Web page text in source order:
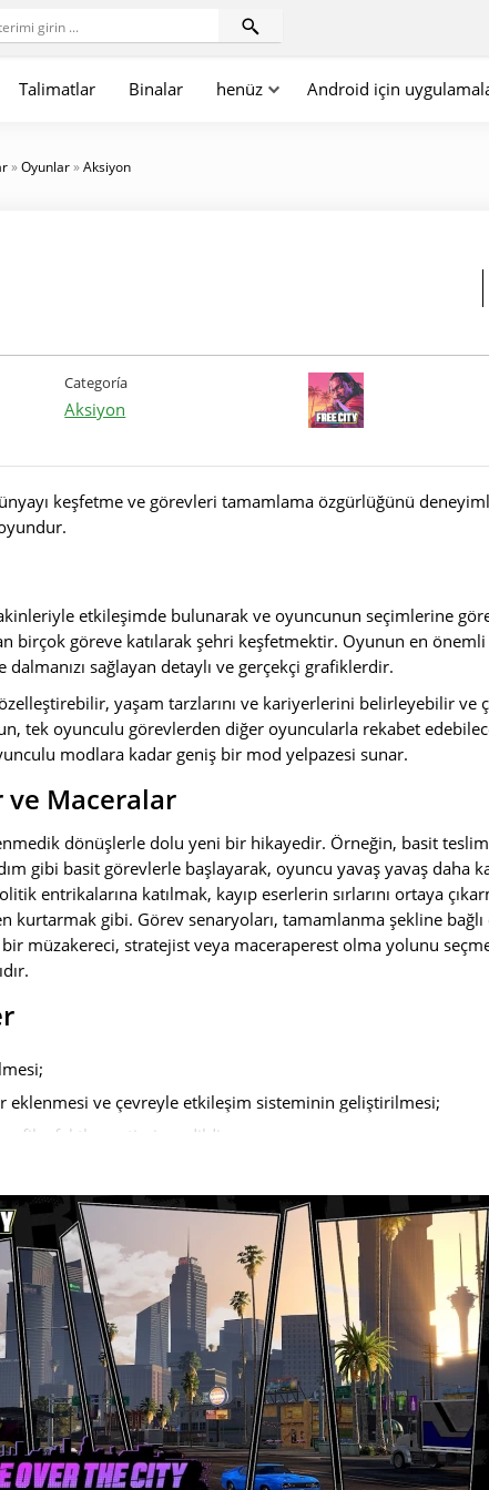
Talimatlar Binalar henüz Android için
»Oyunlar»Aksiyon
Categoría
Aksiyon
keşfetme ve görevleri tamamlama özgürlüğünü
etkileşimde bulunarak ve oyuncunun seçimlerine
birçok göreve katılarak şehri keşfetmektir. Oyunun en
sağlayan detaylı ve gerçekçi grafiklerdir.
yaşam tarzlarını ve kariyerlerini belirleyebilir ve
tek oyunculu görevlerden diğer oyuncularla rekabet
modlara kadar geniş bir mod yelpazesi sunar.
ve Maceralar
dönüşlerle dolu yeni bir hikayedir. Örneğin, basit
gibi basit görevlerle başlayarak, oyuncu yavaş yavaş daha
entrikalarına katılmak, kayıp eserlerin sırlarını ortaya
kurtarmak gibi. Görev senaryoları, tamamlanma şekline
bir müzakereci, stratejist veya maceraperest olma yolunu
eklenmesi ve çevreyle etkileşim sisteminin geliştirilmesi;
efektler optimize edildi.